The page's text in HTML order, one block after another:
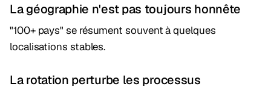
La géographie n'est pas toujours honnête
"100+ pays" se résument souvent à quelques
localisations stables.
La rotation perturbe les processus